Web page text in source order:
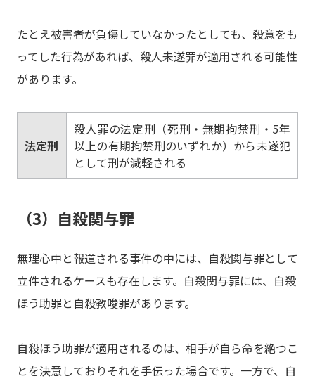
たとえ被害者が負傷していなかったとしても、殺意をも
ってした行為があれば、殺人未遂罪が適用される可能性
があります。
法定刑
殺人罪の法定刑（死刑・無期拘禁刑・5年
以上の有期拘禁刑のいずれか）から未遂犯
として刑が減軽される
（3）自殺関与罪
無理心中と報道される事件の中には、自殺関与罪として
立件されるケースも存在します。自殺関与罪には、自殺
ほう助罪と自殺教唆罪があります。
自殺ほう助罪が適用されるのは、相手が自ら命を絶つこ
とを決意しておりそれを手伝った場合です。一方で、自